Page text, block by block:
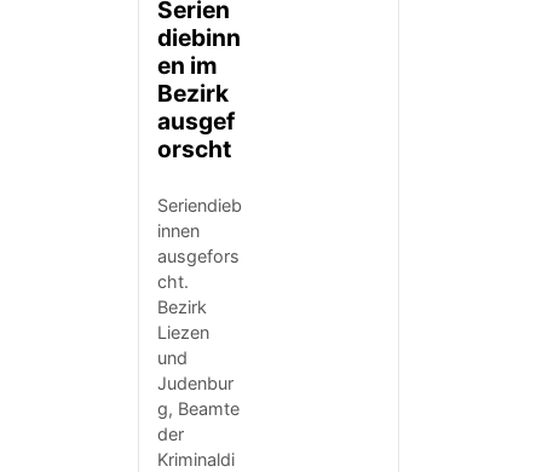
Serien
diebinn
en im
Bezirk
ausgef
orscht
Seriendieb
innen
ausgefors
cht.
Bezirk
Liezen
und
Judenbur
g, Beamte
der
Kriminaldi